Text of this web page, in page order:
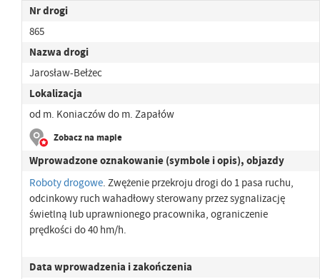
Nr drogi
865
Nazwa drogi
Jarosław-Bełżec
Lokalizacja
od m. Koniaczów do m. Zapałów
Zobacz na mapie
Wprowadzone oznakowanie (symbole i opis), objazdy
Roboty drogowe. Zwężenie przekroju drogi do 1 pasa ruchu,
odcinkowy ruch wahadłowy sterowany przez sygnalizację
świetlną lub uprawnionego pracownika, ograniczenie
prędkości do 40 hm/h.
Data wprowadzenia i zakończenia